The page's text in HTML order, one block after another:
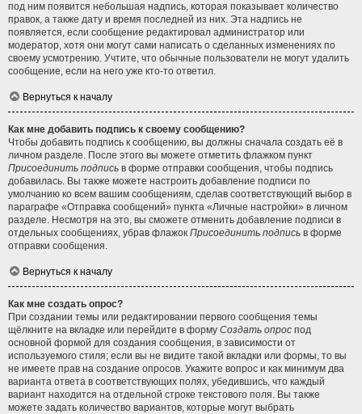
под ним появится небольшая надпись, которая показывает количество
правок, а также дату и время последней из них. Эта надпись не
появляется, если сообщение редактировал администратор или
модератор, хотя они могут сами написать о сделанных изменениях по
своему усмотрению. Учтите, что обычные пользователи не могут удалить
сообщение, если на него уже кто-то ответил.
Вернуться к началу
Как мне добавить подпись к своему сообщению?
Чтобы добавить подпись к сообщению, вы должны сначала создать её в
личном разделе. После этого вы можете отметить флажком пункт
Присоединить подпись в форме отправки сообщения, чтобы подпись
добавилась. Вы также можете настроить добавление подписи по
умолчанию ко всем вашим сообщениям, сделав соответствующий выбор в
параграфе «Отправка сообщений» пункта «Личные настройки» в личном
разделе. Несмотря на это, вы сможете отменить добавление подписи в
отдельных сообщениях, убрав флажок Присоединить подпись в форме
отправки сообщения.
Вернуться к началу
Как мне создать опрос?
При создании темы или редактировании первого сообщения темы
щёлкните на вкладке или перейдите в форму Создать опрос под
основной формой для создания сообщения, в зависимости от
используемого стиля; если вы не видите такой вкладки или формы, то вы
не имеете прав на создание опросов. Укажите вопрос и как минимум два
варианта ответа в соответствующих полях, убедившись, что каждый
вариант находится на отдельной строке текстового поля. Вы также
можете задать количество вариантов, которые могут выбрать